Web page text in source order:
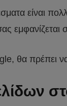
είναι
θα